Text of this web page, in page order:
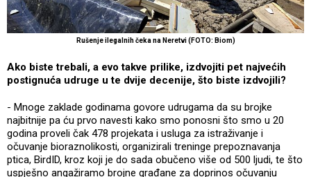
Rušenje ilegalnih čeka na Neretvi (FOTO: Biom)
Ako biste trebali, a evo takve prilike, izdvojiti pet najvećih
postignuća udruge u te dvije decenije, što biste izdvojili?
- Mnoge zaklade godinama govore udrugama da su brojke
najbitnije pa ću prvo navesti kako smo ponosni što smo u 20
godina proveli čak 478 projekata i usluga za istraživanje i
očuvanje bioraznolikosti, organizirali treninge prepoznavanja
ptica, BirdID, kroz koji je do sada obučeno više od 500 ljudi, te što
uspješno angažiramo brojne građane za doprinos očuvanju